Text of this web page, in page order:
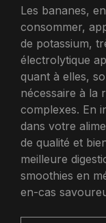
Les bananes,
consommer,
de potassium,
électrolytique
quant à elles,
nécessaire à la
complexes. En
dans votre
de qualité et
meilleure
smoothies en
en-cas